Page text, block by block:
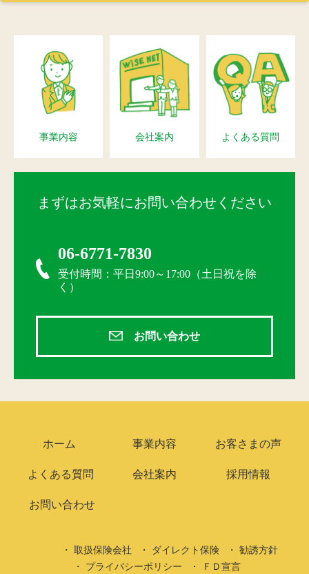
事業内容 会社案内 よくある質問
まずはお気軽にお問い合わせください
06-6771-7830
受付時間：平日9:00～17:00（土日祝を除
く）
お問い合わせ
ホーム 事業内容 お客さまの声
よくある質問 会社案内 採用情報
お問い合わせ
取扱保険会社 ダイレクト保険
勧誘方針
プライバシーポリシー
ＦＤ宣言